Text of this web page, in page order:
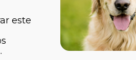
este